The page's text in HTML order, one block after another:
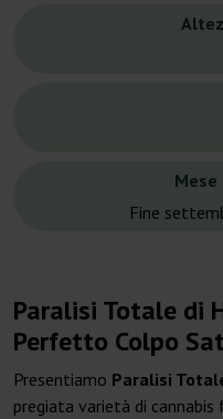
Fine
Paralisi Totale di
Perfetto Colpo
Presentiamo Paralisi
pregiata varietà di